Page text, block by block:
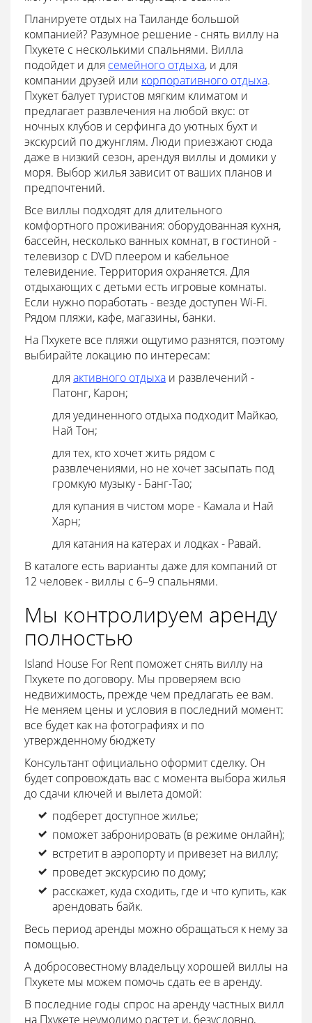
Планируете отдых на Таиланде большой
компанией? Разумное решение - снять виллу на
Пхукете с несколькими спальнями. Вилла
подойдет и для семейного отдыха, и для
компании друзей или корпоративного отдыха.
Пхукет балует туристов мягким климатом и
предлагает развлечения на любой вкус: от
ночных клубов и серфинга до уютных бухт и
экскурсий по джунглям. Люди приезжают сюда
даже в низкий сезон, арендуя виллы и домики у
моря. Выбор жилья зависит от ваших планов и
предпочтений.
Все виллы подходят для длительного
комфортного проживания: оборудованная кухня,
бассейн, несколько ванных комнат, в гостиной -
телевизор с DVD плеером и кабельное
телевидение. Территория охраняется. Для
отдыхающих с детьми есть игровые комнаты.
Если нужно поработать - везде доступен Wi-Fi.
Рядом пляжи, кафе, магазины, банки.
На Пхукете все пляжи ощутимо разнятся, поэтому
выбирайте локацию по интересам:
для активного отдыха и развлечений -
Патонг, Карон;
для уединенного отдыха подходит Майкао,
Най Тон;
для тех, кто хочет жить рядом с
развлечениями, но не хочет засыпать под
громкую музыку - Банг-Тао;
для купания в чистом море - Камала и Най
Харн;
для катания на катерах и лодках - Равай.
В каталоге есть варианты даже для компаний от
12 человек - виллы с 6–9 спальнями.
Мы контролируем аренду
полностью
Island House For Rent поможет снять виллу на
Пхукете по договору. Мы проверяем всю
недвижимость, прежде чем предлагать ее вам.
Не меняем цены и условия в последний момент:
все будет как на фотографиях и по
утвержденному бюджету
Консультант официально оформит сделку. Он
будет сопровождать вас с момента выбора жилья
до сдачи ключей и вылета домой:
подберет доступное жилье;
поможет забронировать (в режиме онлайн);
встретит в аэропорту и привезет на виллу;
проведет экскурсию по дому;
расскажет, куда сходить, где и что купить, как
арендовать байк.
Весь период аренды можно обращаться к нему за
помощью.
А добросовестному владельцу хорошей виллы на
Пхукете мы можем помочь сдать ее в аренду.
В последние годы спрос на аренду частных вилл
на Пхукете неумолимо растет и, безусловно,